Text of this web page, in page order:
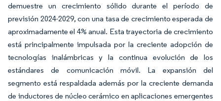
demuestre un crecimiento sólido durante el período de
previsión 2024-2029, con una tasa de crecimiento esperada de
aproximadamente el 4% anual. Esta trayectoria de crecimiento
está principalmente impulsada por la creciente adopción de
tecnologías inalámbricas y la continua evolución de los
estándares de comunicación móvil. La expansión del
segmento está respaldada además por la creciente demanda
de inductores de núcleo cerámico en aplicaciones emergentes